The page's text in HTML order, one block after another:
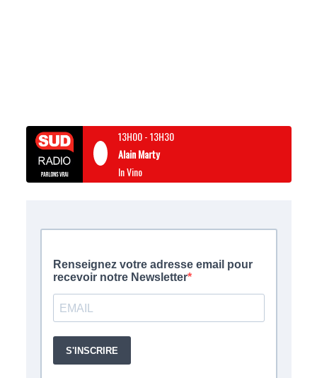
13H00-13H30
Alain Marty
In Vino